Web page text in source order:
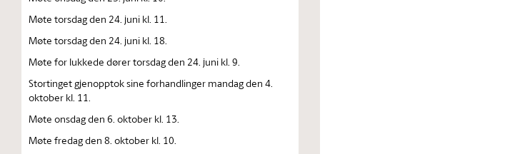
Møte torsdag den 24. juni kl. 11.
Møte torsdag den 24. juni kl. 18.
Møte for lukkede dører torsdag den 24. juni kl. 9.
Stortinget gjenopptok sine forhandlinger mandag den 4.
oktober kl. 11.
Møte onsdag den 6. oktober kl. 13.
Møte fredag den 8. oktober kl. 10.